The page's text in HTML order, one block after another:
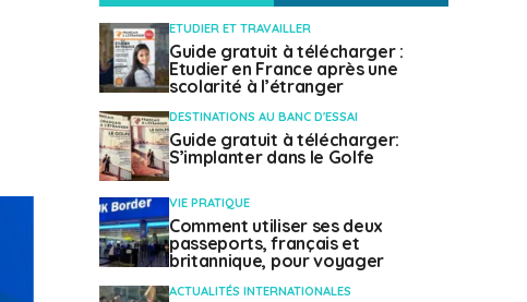
ETUDIER ET TRAVAILLER
Guide gratuit à télécharger :
Etudier en France après une
scolarité à l’étranger
DESTINATIONS AU BANC D'ESSAI
Guide gratuit à télécharger:
S’implanter dans le Golfe
VIE PRATIQUE
Comment utiliser ses deux
passeports, français et
britannique, pour voyager
ACTUALITÉS INTERNATIONALES